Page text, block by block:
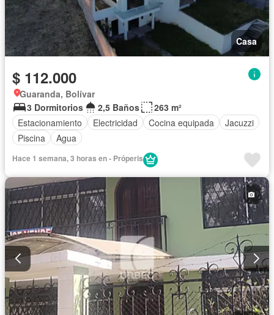
Casa
$ 112.000
Guaranda, Bolívar
3 Dormitorios
2,5 Baños
263 m²
Estacionamiento
Electricidad Cocina equipada
Jacuzzi
Piscina
Agua
Hace 1 semana, 3 horas en - Próperis